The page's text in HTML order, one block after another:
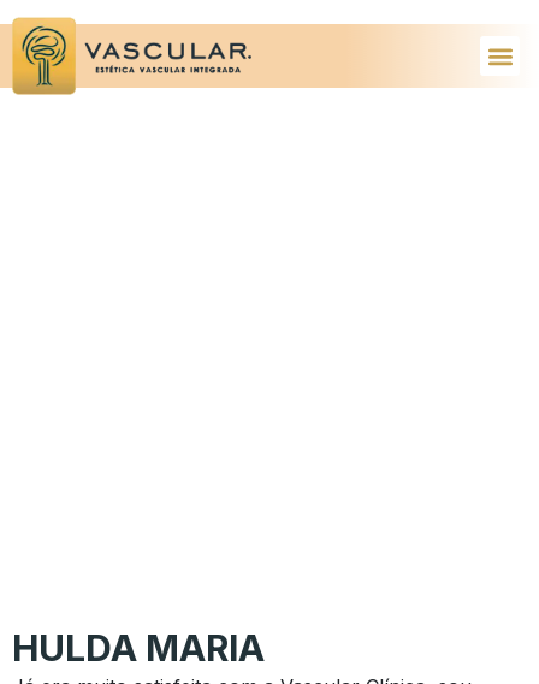
HULDA MARIA